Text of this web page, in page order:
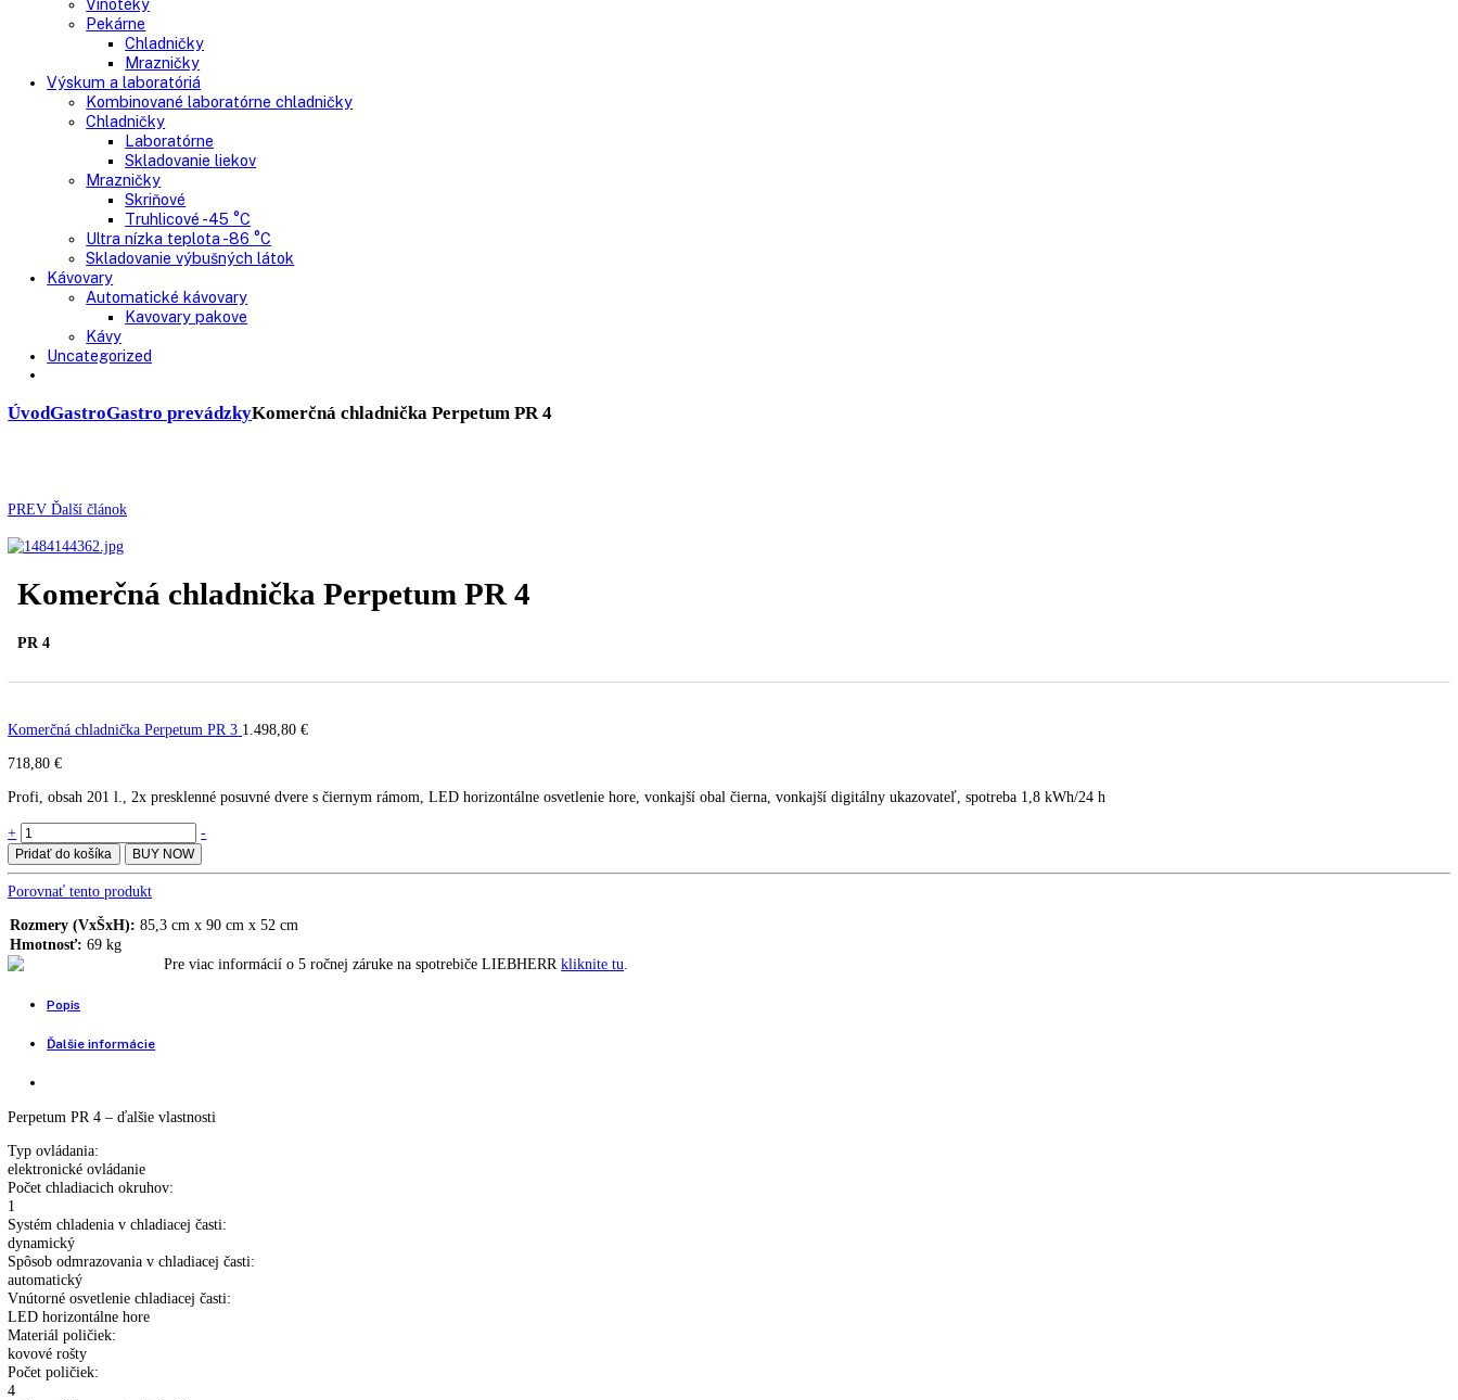
Chladnie nápojov
Skriňové
Truhlicové
Vinotéky
Pekárne
Chladničky
Mrazničky
Výskum a laboratóriá
Kombinované laboratórne chladničky
Chladničky
Laboratórne
Skladovanie liekov
Mrazničky
Skriňové
Skladovanie výbušných látok
Kávy
ÚvodGastroGastro prevádzkyKomerčná chladnička Perpetum PR 4
Komerčná chladnička Perpetum PR 4
PR 4
Komerčná chladnička Perpetum PR 3
Komerčná
PR
quantity
Pridať do košíka
Porovnať tento produkt
Rozmery (VxŠxH):
Hmotnosť:69 kg
Popis
Ďalšie informácie
Perpetum PR 4 – ďalšie vlastnosti